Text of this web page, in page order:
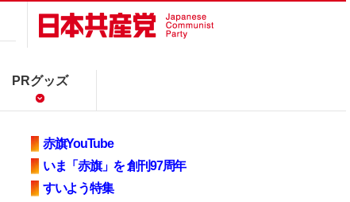
PRグッズ
赤旗YouTube
いま「赤旗」を 創刊97周年
すいよう特集